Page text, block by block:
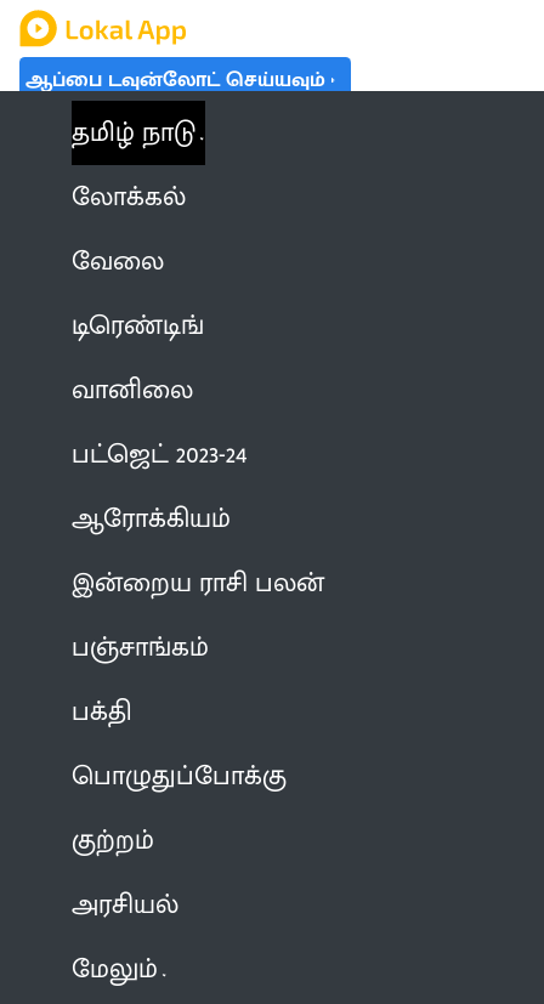
ஆப்பை டவுன்லோட் செய்யவும்
தமிழ் நாடு
லோக்கல்
வேலை
டிரெண்டிங்
வானிலை
பட்ஜெட் 2023-24
ஆரோக்கியம்
இன்றைய ராசி பலன்
பஞ்சாங்கம்
பக்தி
பொழுதுப்போக்கு
குற்றம்
அரசியல்
மேலும்